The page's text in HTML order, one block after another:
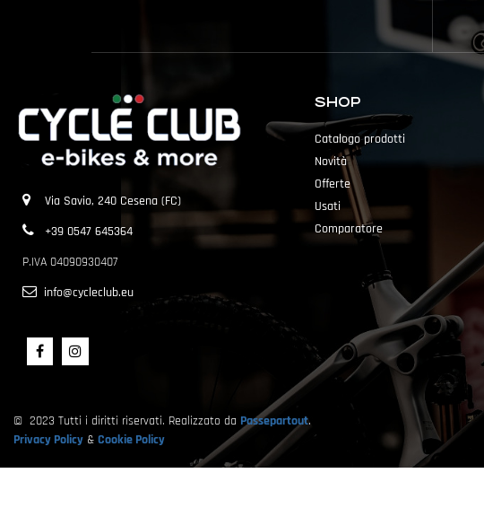
Via Savio, 240 Cesena (FC)
+39 0547 645364
P.IVA 04090930407
info@cycleclub.eu
SHOP
Catalogo prodotti
Novità
Offerte
Usati
Comparatore
© 2023 Tutti i diritti riservati. Realizzato da Passepartout.
Privacy Policy & Cookie Policy